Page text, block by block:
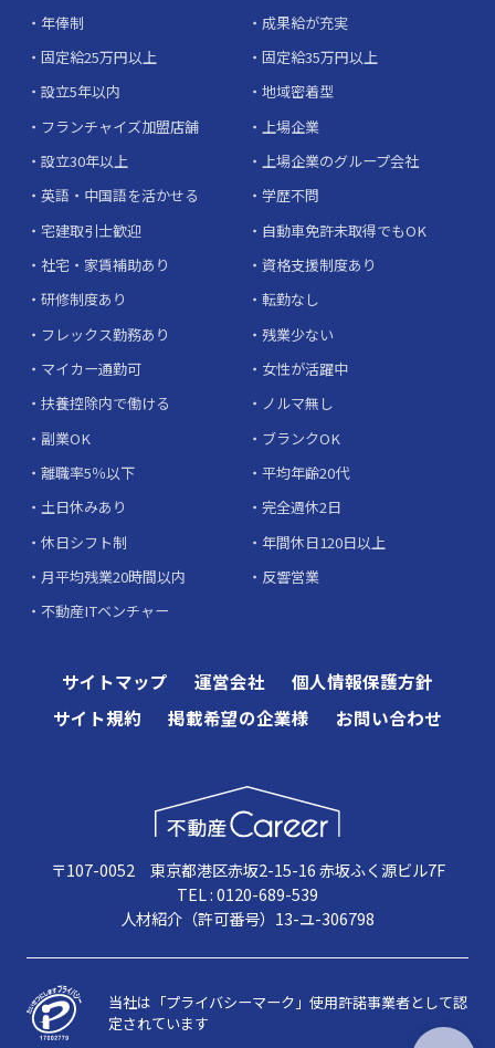
年俸制
成果給が充実
固定給25万円以上
固定給35万円以上
設立5年以内
地域密着型
フランチャイズ加盟店舗
上場企業
設立30年以上
上場企業のグループ会社
英語・中国語を活かせる
学歴不問
宅建取引士歓迎
自動車免許未取得でもOK
社宅・家賃補助あり
資格支援制度あり
研修制度あり
転勤なし
フレックス勤務あり
残業少ない
マイカー通勤可
女性が活躍中
扶養控除内で働ける
ノルマ無し
副業OK
ブランクOK
離職率5％以下
平均年齢20代
土日休みあり
完全週休2日
休日シフト制
年間休日120日以上
月平均残業20時間以内
反響営業
不動産ITベンチャー
サイトマップ 運営会社
個人情報保護方針
サイト規約
掲載希望の企業様 お問い合わせ
〒107-0052 東京都港区赤坂2-15-16 赤坂ふく源ビル7F
TEL : 0120-689-539
人材紹介（許可番号）13-ユ-306798
当社は「プライバシーマーク」使用許諾事業者として認
定されています